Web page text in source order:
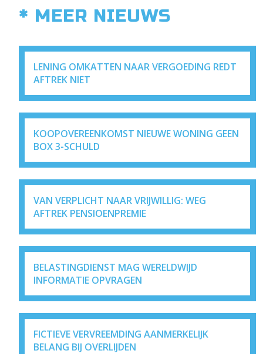
* MEER NIEUWS
LENING OMKATTEN NAAR VERGOEDING REDT
AFTREK NIET
KOOPOVEREENKOMST NIEUWE WONING GEEN
BOX 3-SCHULD
VAN VERPLICHT NAAR VRIJWILLIG: WEG
AFTREK PENSIOENPREMIE
BELASTINGDIENST MAG WERELDWIJD
INFORMATIE OPVRAGEN
FICTIEVE VERVREEMDING AANMERKELIJK
BELANG BIJ OVERLIJDEN